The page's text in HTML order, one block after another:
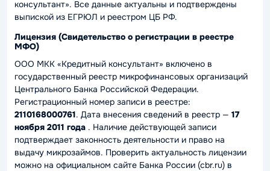
консультант». Все данные актуальны и подтверждены
выпиской из ЕГРЮЛ и реестром ЦБ РФ.
Лицензия (Свидетельство о регистрации в реестре
МФО)
ООО МКК «Кредитный консультант» включено в
государственный реестр микрофинансовых организаций
Центрального Банка Российской Федерации.
Регистрационный номер записи в реестре:
2110168000761. Дата внесения сведений в реестр — 17
ноября 2011 года . Наличие действующей записи
подтверждает законность деятельности и право на
выдачу микрозаймов. Проверить актуальность лицензии
можно на официальном сайте Банка России (cbr.ru) в